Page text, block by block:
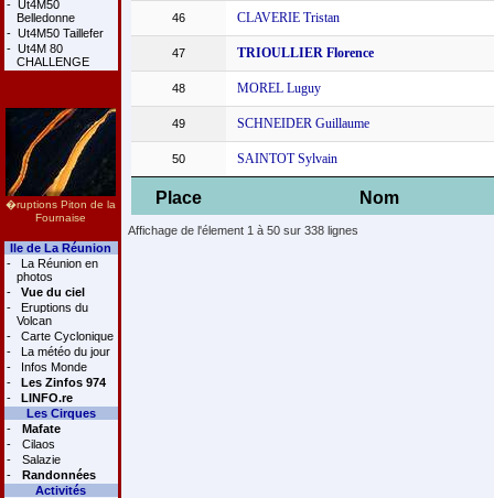
- Ut4M50
Belledonne
- Ut4M50 Taillefer
- Ut4M 80
CHALLENGE
�ruptions Piton de la
Fournaise
Ile de La Réunion
-
La Réunion en
photos
-
Vue du ciel
-
Eruptions du
Volcan
-
Carte Cyclonique
-
La météo du jour
-
Infos Monde
-
Les Zinfos 974
-
LINFO.re
Les Cirques
-
Mafate
-
Cilaos
-
Salazie
-
Randonnées
Activités
Place Nom
46 CLAVERIE Tristan
47 TRIOULLIER Florence
48 MOREL Luguy
49 SCHNEIDER Guillaume
50 SAINTOT Sylvain
Affichage de l'élement 1 à 50 sur 338 lignes